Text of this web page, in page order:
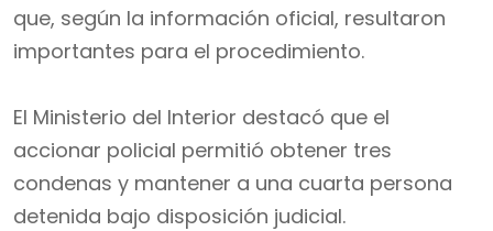
que, según la información oficial, resultaron
importantes para el procedimiento.
El Ministerio del Interior destacó que el
accionar policial permitió obtener tres
condenas y mantener a una cuarta persona
detenida bajo disposición judicial.